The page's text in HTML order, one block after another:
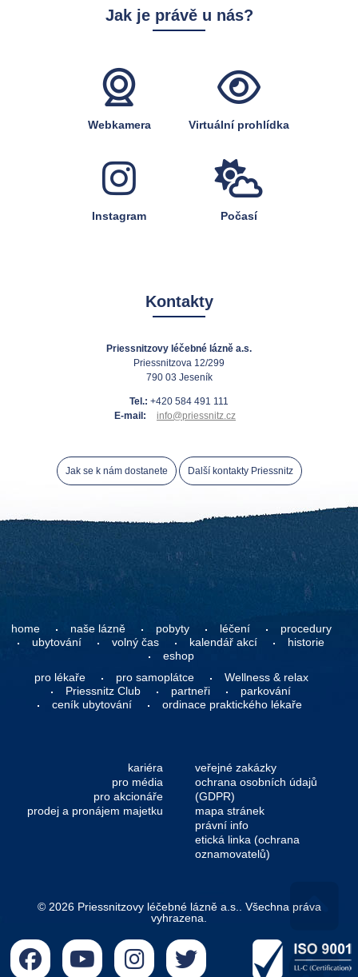
Jak je právě u nás?
Webkamera Virtuální prohlídka
Instagram Počasí
Kontakty
Priessnitzovy léčebné lázně a.s.
Priessnitzova 12/299
790 03 Jeseník
Tel.: +420 584 491 111
E-mail:
info@priessnitz.cz
Jak se k nám dostanete Další kontakty Priessnitz
home naše lázně pobyty léčení
procedury
ubytování
volný čas kalendář akcí
historie
eshop
pro lékaře
pro samoplátce
Wellness & relax
Priessnitz Club
partneři
parkování
ceník ubytování
ordinace praktického lékaře
kariéra
pro média
pro akcionáře
prodej a pronájem majetku
veřejné zakázky
ochrana osobních údajů
(GDPR)
mapa stránek
právní info
etická linka (ochrana
oznamovatelů)
© 2026 Priessnitzovy léčebné lázně a.s.. Všechna práva
vyhrazena.
Go